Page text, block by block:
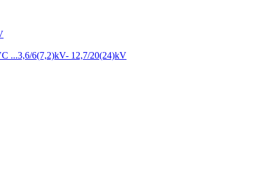
...3,6/6(7,2)kV- 12,7/20(24)kV